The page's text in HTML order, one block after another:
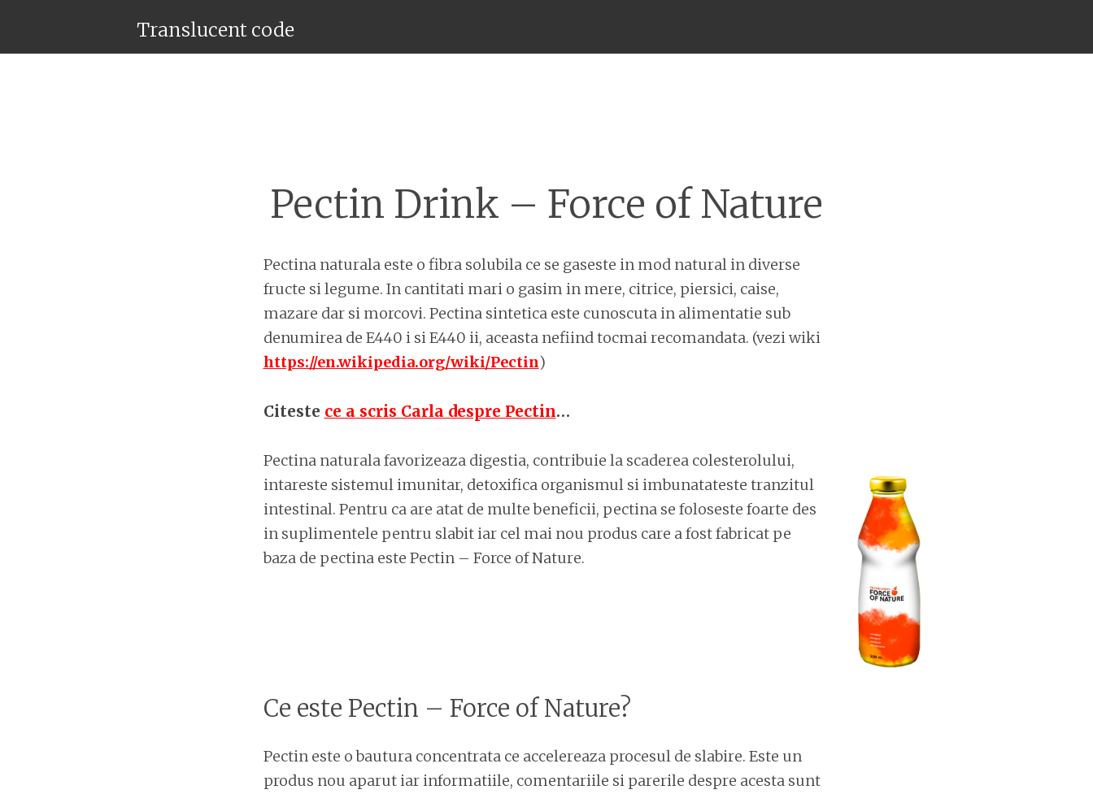
Translucent code
Pectin Drink – Force of Nature
Pectina naturala este o fibra solubila ce se gaseste in mod natural in diverse
fructe si legume. In cantitati mari o gasim in mere, citrice, piersici, caise,
mazare dar si morcovi. Pectina sintetica este cunoscuta in alimentatie sub
denumirea de E440 i si E440 ii, aceasta nefiind tocmai recomandata. (vezi wiki
https://en.wikipedia.org/wiki/Pectin)
Citeste ce a scris Carla despre Pectin…
Pectina naturala favorizeaza digestia, contribuie la scaderea colesterolului,
intareste sistemul imunitar, detoxifica organismul si imbunatateste tranzitul
intestinal. Pentru ca are atat de multe beneficii, pectina se foloseste foarte des
in suplimentele pentru slabit iar cel mai nou produs care a fost fabricat pe
baza de pectina este Pectin – Force of Nature.
Ce este Pectin – Force of Nature?
Pectin este o bautura concentrata ce accelereaza procesul de slabire. Este un
produs nou aparut iar informatiile, comentariile si parerile despre acesta sunt